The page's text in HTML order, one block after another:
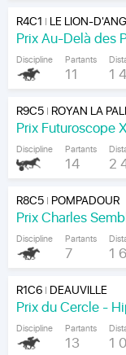
R4C1 | LE LION-
Discipline Partants
11 1
R9C5| ROYAN LA
Prix Futuroscope
Discipline Partants
14 2
R8C5| POMPADOUR
Prix Charles
Discipline Partants
7 1
R1C6| DEAUVILLE
Discipline Partants
13 1